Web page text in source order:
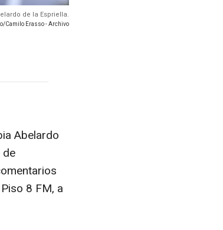
de la Espriella.
Camilo Erasso - Archivo
Abelardo
de
8 FM, a